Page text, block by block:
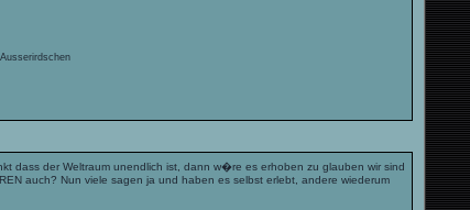
dass der Weltraum unendlich ist, dann w�re es erhoben zu glauben wir sind
auch? Nun viele sagen ja und haben es selbst erlebt, andere wiederum